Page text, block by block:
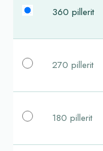
360 pillerit
270 pillerit
180 pillerit